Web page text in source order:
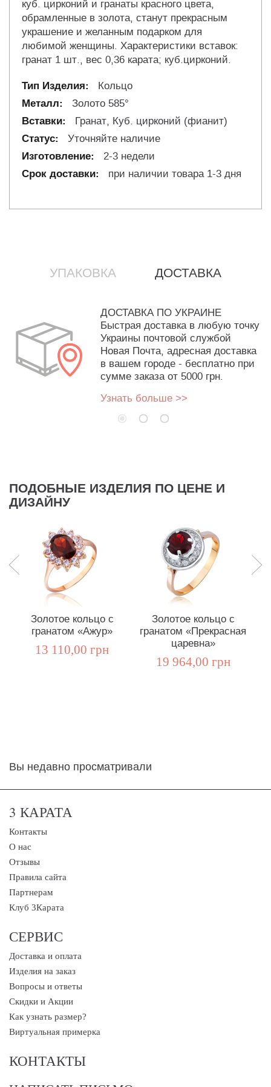
куб. цирконий и гранаты красного цвета,
обрамленные в золота, станут прекрасным
украшение и желанным подарком для
любимой женщины. Характеристики вставок:
гранат 1 шт., вес 0,36 карата; куб.цирконий.
Кольцо
Золото 585°
Гранат, Куб. цирконий (фианит)
Уточняйте наличие
2-3 недели
при наличии товара 1-3 дня
УПАКОВКА ДОСТАВКА
ДОСТАВКА ПО УКРАИНЕ
Быстрая доставка в любую точку
Украины почтовой службой
Новая Почта, адресная доставка
в вашем городе - бесплатно при
сумме заказа от 5000 грн.
Узнать больше >>
ПОДОБНЫЕ ИЗДЕЛИЯ ПО ЦЕНЕ И
ДИЗАЙНУ
Золотое кольцо с
гранатом «Ажур»
13 110,00 грн
Золотое кольцо с
гранатом «Прекрасная
царевна»
19 964,00 грн
Вы недавно просматривали
3 КАРАТА
Контакты
О нас
Отзывы
Правила сайта
Партнерам
Клуб 3Карата
СЕРВИС
Доставка и оплата
Изделия на заказ
Вопросы и ответы
Скидки и Акции
Как узнать размер?
Виртуальная примерка
КОНТАКТЫ